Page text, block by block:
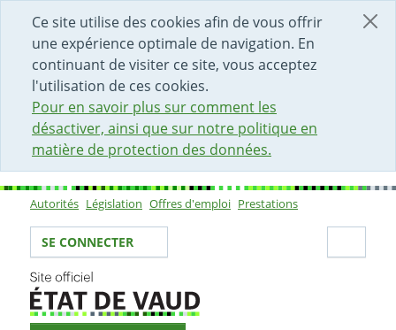
Ce site utilise des cookies afin de vous offrir
une expérience optimale de navigation. En
continuant de visiter ce site, vous acceptez
l'utilisation de ces cookies.
Pour en savoir plus sur comment les
désactiver, ainsi que sur notre politique en
matière de protection des données.
DÉBUT DU CONTENU DE LA PAGE
ACCÈS AU CHAMP DE RECHERCHE
PAGE D'ACCUEIL
FORMULAIRE DE CONTACT
Sous-navigation
Autorités Législation Offres d'emploi Prestations
Votre identité
SE CONNECTER